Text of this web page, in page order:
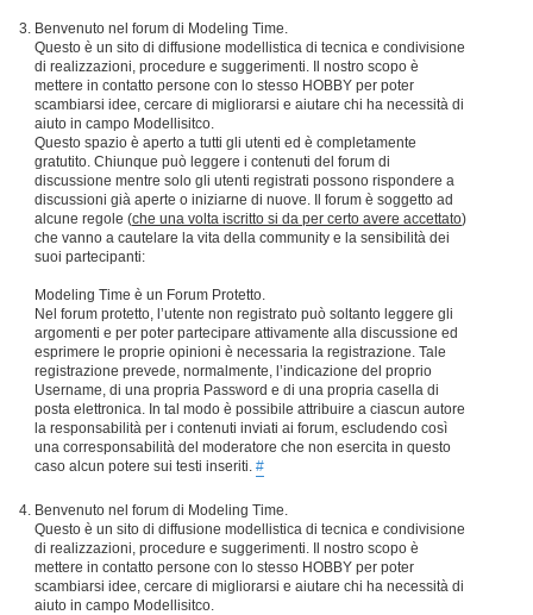
Benvenuto nel forum di Modeling Time.
Questo è un sito di diffusione modellistica di tecnica e condivisione
di realizzazioni, procedure e suggerimenti. Il nostro scopo è
mettere in contatto persone con lo stesso HOBBY per poter
scambiarsi idee, cercare di migliorarsi e aiutare chi ha necessità di
aiuto in campo Modellisitco.
Questo spazio è aperto a tutti gli utenti ed è completamente
gratutito. Chiunque può leggere i contenuti del forum di
discussione mentre solo gli utenti registrati possono rispondere a
discussioni già aperte o iniziarne di nuove. Il forum è soggetto ad
alcune regole (che una volta iscritto si da per certo avere accettato)
che vanno a cautelare la vita della community e la sensibilità dei
suoi partecipanti:
Modeling Time è un Forum Protetto.
Nel forum protetto, l’utente non registrato può soltanto leggere gli
argomenti e per poter partecipare attivamente alla discussione ed
esprimere le proprie opinioni è necessaria la registrazione. Tale
registrazione prevede, normalmente, l’indicazione del proprio
Username, di una propria Password e di una propria casella di
posta elettronica. In tal modo è possibile attribuire a ciascun autore
la responsabilità per i contenuti inviati ai forum, escludendo così
una corresponsabilità del moderatore che non esercita in questo
caso alcun potere sui testi inseriti. #
Benvenuto nel forum di Modeling Time.
Questo è un sito di diffusione modellistica di tecnica e condivisione
di realizzazioni, procedure e suggerimenti. Il nostro scopo è
mettere in contatto persone con lo stesso HOBBY per poter
scambiarsi idee, cercare di migliorarsi e aiutare chi ha necessità di
aiuto in campo Modellisitco.